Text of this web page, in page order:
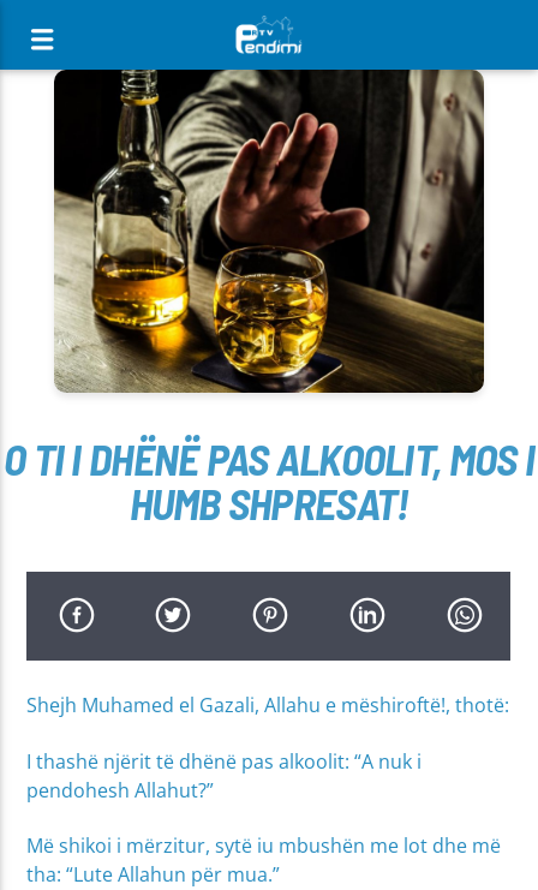
[There are no radio stations in the database]
O TI I DHËNË PAS ALKOOLIT, MOS I
HUMB SHPRESAT!
Shejh Muhamed el Gazali, Allahu e mëshiroftë!, thotë:
I thashë njërit të dhënë pas alkoolit: “A nuk i
pendohesh Allahut?”
Më shikoi i mërzitur, sytë iu mbushën me lot dhe më
tha: “Lute Allahun për mua.”